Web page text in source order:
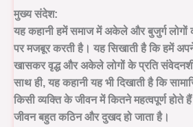
मुख्य संदेश:
यह कहानी हमें समाज में अकेले और बुजुर्ग लोगों
पर मजबूर करती है। यह सिखाती है कि हमें
खासकर वृद्ध और अकेले लोगों के प्रति
साथ ही, यह कहानी यह भी दिखाती है कि
किसी व्यक्ति के जीवन में कितने महत्वपूर्ण होते
जीवन बहुत कठिन और दुखद हो जाता है।